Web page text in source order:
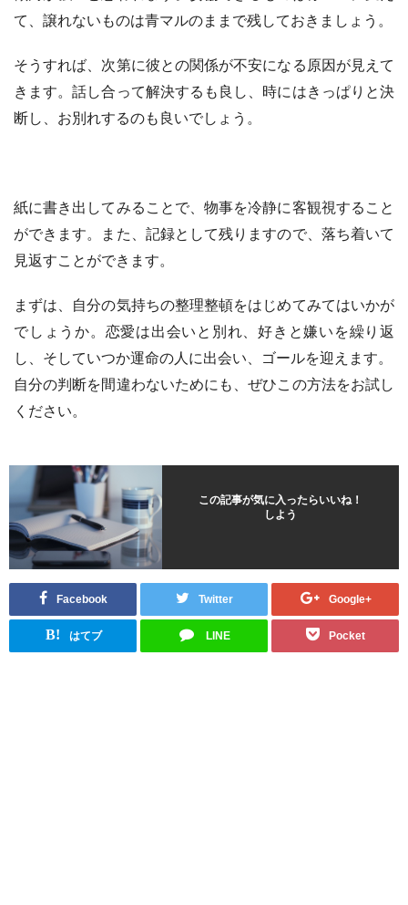
て、譲れないものは青マルのままで残しておきましょう。
そうすれば、次第に彼との関係が不安になる原因が見えて
きます。話し合って解決するも良し、時にはきっぱりと決
断し、お別れするのも良いでしょう。
紙に書き出してみることで、物事を冷静に客観視すること
ができます。また、記録として残りますので、落ち着いて
見返すことができます。
まずは、自分の気持ちの整理整頓をはじめてみてはいかが
でしょうか。恋愛は出会いと別れ、好きと嫌いを繰り返
し、そしていつか運命の人に出会い、ゴールを迎えます。
自分の判断を間違わないためにも、ぜひこの方法をお試し
ください。
この記事が気に入ったらいいね！
しよう
Facebook Twitter Google+
B! はてブ LINE Pocket